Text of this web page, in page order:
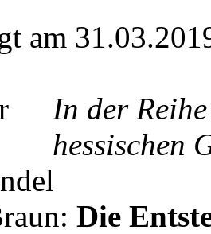
am
In der
hessischen
Die